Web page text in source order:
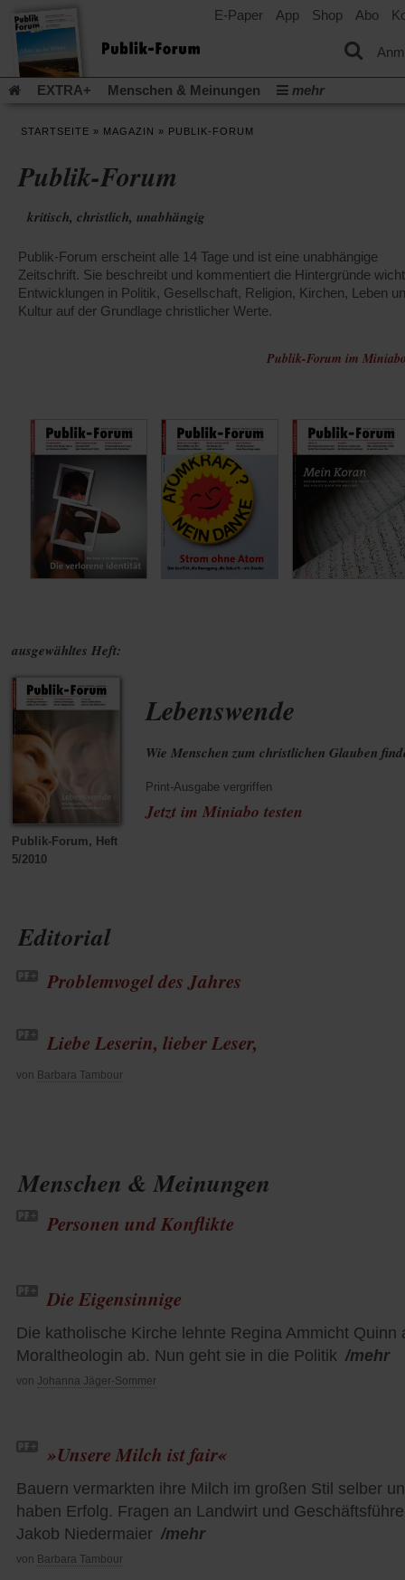
E-Paper App Shop Abo
EXTRA+ Menschen & Meinungen
mehr
EXTRA
Edition
Newsletter
Veranstaltungen
Leserinitiative Publik-Forum e.V.
in
einem
neuen
Tab)
in
einem
neuen
Gleichberechtigung
Künstliche Intelligenz(Öffnet
in
einem
Was gibt
Krieg und Frieden (Öffnet
in
Gott neu denken Krieg in der Ukraine
Flucht und Migration
Video-Podcast »Veranstaltungen«
STARTSEITE » MAGAZIN » PUBLIK-FORUM
Publik-Forum
kritisch, christlich, unabhängig
Publik-Forum erscheint alle 14 Tage und ist eine unabhängige
Zeitschrift. Sie beschreibt und kommentiert die Hintergründe
Entwicklungen in Politik, Gesellschaft, Religion, Kirchen, Leben
Kultur auf der Grundlage christlicher Werte.
Publik-Forum im
ausgewähltes Heft:
Publik-Forum, Heft
5/2010
Lebenswende
Wie Menschen zum christlichen Glauben
Print-Ausgabe vergriffen
Jetzt im Miniabo testen
Editorial
Problemvogel des Jahres
Liebe Leserin, lieber Leser,
von Barbara Tambour
Menschen & Meinungen
Personen und Konflikte
Die Eigensinnige
Die katholische Kirche lehnte Regina Ammicht Quinn
Moraltheologin ab. Nun geht sie in die Politik /mehr
von Johanna Jäger-Sommer
»Unsere Milch ist fair«
Bauern vermarkten ihre Milch im großen Stil selber
haben Erfolg. Fragen an Landwirt und
Jakob Niedermaier /mehr
von Barbara Tambour